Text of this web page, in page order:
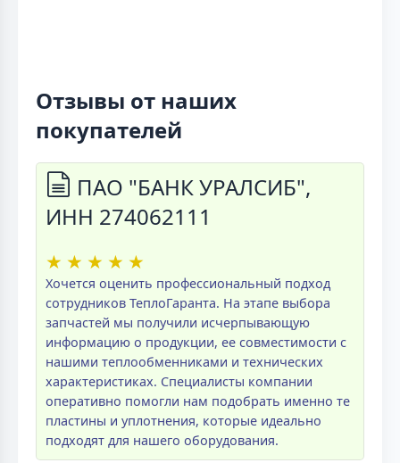
Отзывы от наших
покупателей
ПАО "БАНК УРАЛСИБ",
ИНН 274062111
★ ★ ★ ★ ★
Хочется оценить профессиональный подход
сотрудников ТеплоГаранта. На этапе выбора
запчастей мы получили исчерпывающую
информацию о продукции, ее совместимости с
нашими теплообменниками и технических
характеристиках. Специалисты компании
оперативно помогли нам подобрать именно те
пластины и уплотнения, которые идеально
подходят для нашего оборудования.